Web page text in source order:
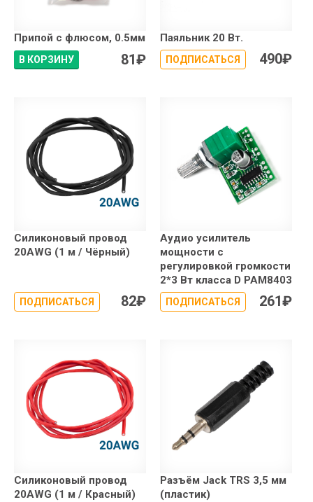
Припой с флюсом, 0.5мм
В КОРЗИНУ 81₽
Паяльник 20 Вт.
ПОДПИСАТЬСЯ 490₽
Силиконовый провод
20AWG (1 м / Чёрный)
ПОДПИСАТЬСЯ 82₽
Аудио усилитель
мощности c
регулировкой громкости
2*3 Вт класса D PAM8403
ПОДПИСАТЬСЯ 261₽
Силиконовый провод
20AWG (1 м / Красный)
Разъём Jack TRS 3,5 мм
(пластик)